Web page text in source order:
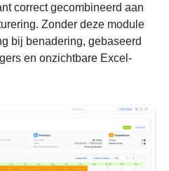
correct gecombineerd aan
Zonder deze module
bij benadering, gebaseerd
en onzichtbare Excel-